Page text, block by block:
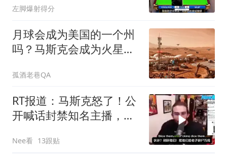
左脚爆射得分
月球会成为美国的一个州
吗？马斯克会成为火星的
孤酒老巷QA
RT报道：马斯克怒了！公
开喊话封禁知名主播，痛
标！
Nee看 13跟贴